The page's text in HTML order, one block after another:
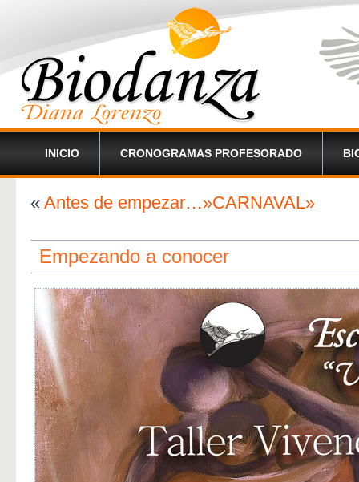
INICIO CRONOGRAMAS PROFESORADO
« Antes de empezar…»CARNAVAL»
Empezando a conocer